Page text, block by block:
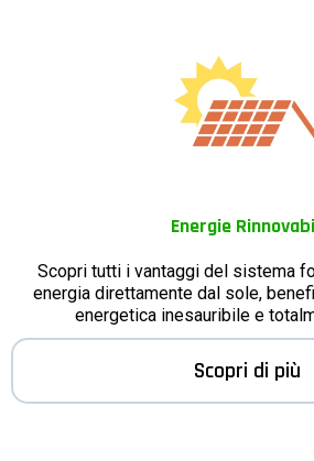
Energie
Scopri tutti i vantaggi del sistema
energia direttamente dal sole,
energetica inesauribile e
Scopri di più